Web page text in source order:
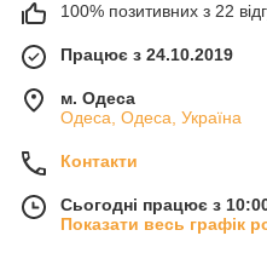
100% позитивних з 22
Працює з 24.10.2019
м. Одеса
Одеса, Одеса, Україна
Контакти
Сьогодні працює з
Показати весь графік